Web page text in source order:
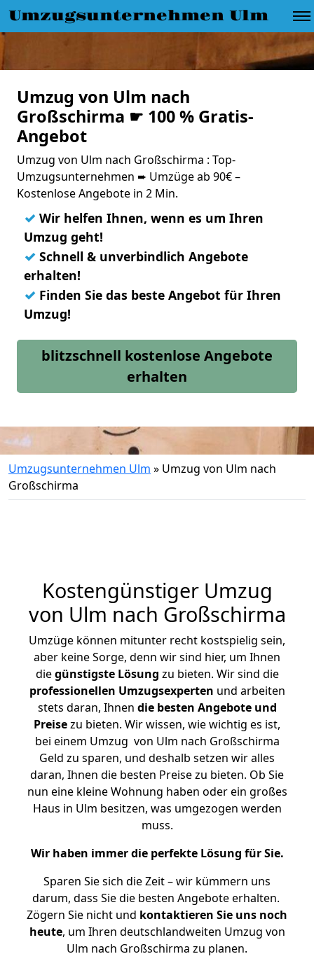
Umzugsunternehmen Ulm
Umzug von Ulm nach
Großschirma ☛ 100 % Gratis-
Angebot
Umzug von Ulm nach Großschirma : Top-
Umzugsunternehmen ➨ Umzüge ab 90€ –
Kostenlose Angebote in 2 Min.
✓ Wir helfen Ihnen, wenn es um Ihren
Umzug geht!
✓ Schnell & unverbindlich Angebote
erhalten!
✓ Finden Sie das beste Angebot für Ihren
Umzug!
blitzschnell kostenlose Angebote
erhalten
Umzugsunternehmen Ulm » Umzug von Ulm nach
Großschirma
Kostengünstiger Umzug
von Ulm nach Großschirma
Umzüge können mitunter recht kostspielig sein,
aber keine Sorge, denn wir sind hier, um Ihnen
diegünstigste Lösung zu bieten. Wir sind die
professionellen Umzugsexperten und arbeiten
stets daran, Ihnen die besten Angebote und
Preisezu bieten. Wir wissen, wie wichtig es ist,
bei einem Umzug von Ulm nach Großschirma
Geld zu sparen, und deshalb setzen wir alles
daran, Ihnen die besten Preise zu bieten. Ob Sie
nun eine kleine Wohnung haben oder ein großes
Haus in Ulm besitzen, was umgezogen werden
muss.
Wir haben immer die perfekte Lösung für Sie.
Sparen Sie sich die Zeit – wir kümmern uns
darum, dass Sie die besten Angebote erhalten.
Zögern Sie nicht und kontaktieren Sie uns noch
heute, um Ihren deutschlandweiten Umzug von
Ulm nach Großschirma zu planen.